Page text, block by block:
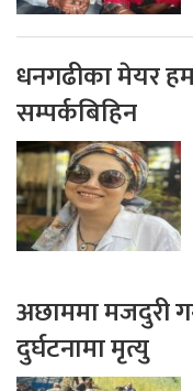
धनगढीका मेयर
सम्पर्कबिहिन
अछाममा मजदुरी
दुर्घटनामा मृत्यु